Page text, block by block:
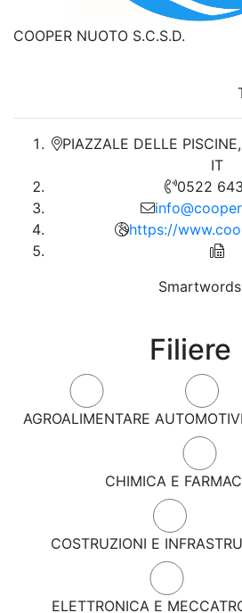
Filiere
AGROALIMENTARE
CHIMICA E
COSTRUZIONI E
ELETTRONICA E
COOPER NUOTO S.C.S.D.
PIAZZALE DELLE
IT
0522
https://
Smartwords